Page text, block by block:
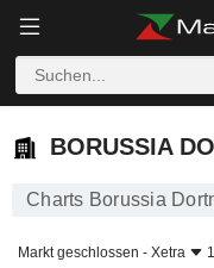
BORUSSIA
BORUSSIA
Charts Borussia
Markt geschlossen - Xetra